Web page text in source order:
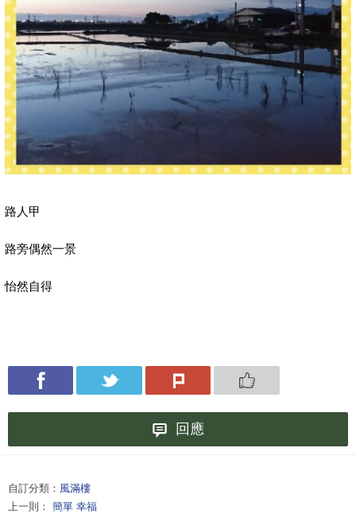
路人甲
路旁偶然一景
怡然自得
回應
自訂分類： 風滿樓
上一則： 簡單 幸福